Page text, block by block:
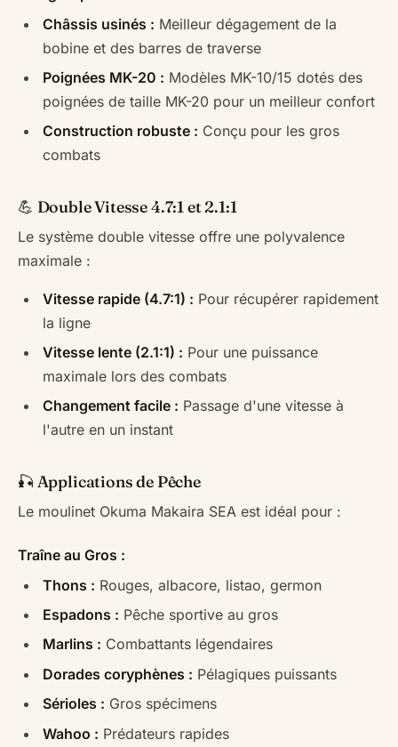
Châssis usinés : Meilleur dégagement de la
bobine et des barres de traverse
Poignées MK-20 : Modèles MK-10/15 dotés des
poignées de taille MK-20 pour un meilleur confort
Construction robuste : Conçu pour les gros
combats
💪 Double Vitesse 4.7:1 et 2.1:1
Le système double vitesse offre une polyvalence
maximale :
Vitesse rapide (4.7:1) : Pour récupérer rapidement
la ligne
Vitesse lente (2.1:1) : Pour une puissance
maximale lors des combats
Changement facile : Passage d'une vitesse à
l'autre en un instant
🎣 Applications de Pêche
Le moulinet Okuma Makaira SEA est idéal pour :
Traîne au Gros :
Thons : Rouges, albacore, listao, germon
Espadons : Pêche sportive au gros
Marlins : Combattants légendaires
Dorades coryphènes : Pélagiques puissants
Sérioles : Gros spécimens
Wahoo : Prédateurs rapides